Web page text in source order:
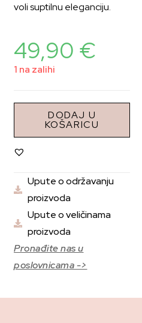
voli suptilnu eleganciju.
49,90 €
1 na zalihi
DODAJ U
KOŠARICU
Upute o održavanju
proizvoda
Upute o veličinama
proizvoda
Pronađite nas u
poslovnicama ->